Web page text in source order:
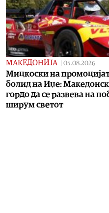
МАКЕДОНИЈА 05.08.2026
Мицкоски на
болид на Иџе:
гордо да се развева на
ширум светот